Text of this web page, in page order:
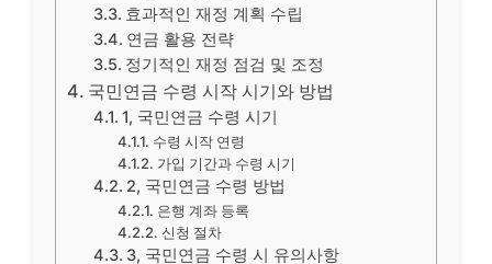
효과적인 재정 계획 수립
연금 활용 전략
정기적인 재정 점검 및 조정
국민연금 수령 시작 시기와 방법
1, 국민연금 수령 시기
수령 시작 연령
가입 기간과 수령 시기
2, 국민연금 수령 방법
은행 계좌 등록
신청 절차
3, 국민연금 수령 시 유의사항